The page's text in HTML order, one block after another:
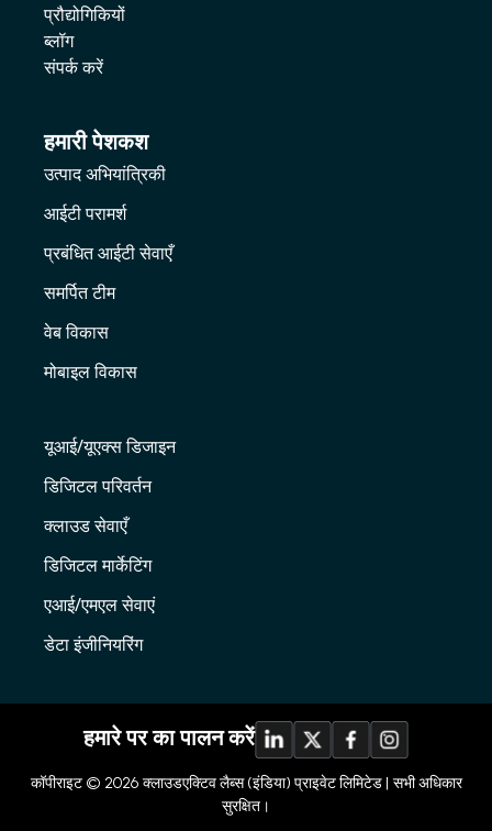
प्रौद्योगिकियों
ब्लॉग
संपर्क करें
हमारी पेशकश
उत्पाद अभियांत्रिकी
आईटी परामर्श
प्रबंधित आईटी सेवाएँ
समर्पित टीम
वेब विकास
मोबाइल विकास
यूआई/यूएक्स डिजाइन
डिजिटल परिवर्तन
क्लाउड सेवाएँ
डिजिटल मार्केटिंग
एआई/एमएल सेवाएं
डेटा इंजीनियरिंग
हमारे पर का पालन करें
कॉपीराइट © 2026 क्लाउडएक्टिव लैब्स (इंडिया) प्राइवेट लिमिटेड | सभी अधिकार
सुरक्षित।